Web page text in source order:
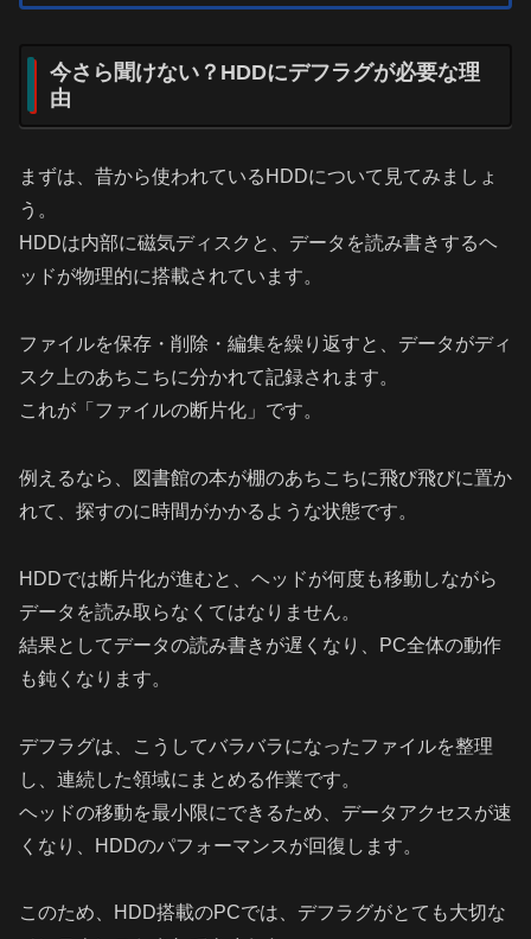
今さら聞けない？HDDにデフラグが必要な理
由
まずは、昔から使われているHDDについて見てみましょ
う。
HDDは内部に磁気ディスクと、データを読み書きするヘ
ッドが物理的に搭載されています。
ファイルを保存・削除・編集を繰り返すと、データがディ
スク上のあちこちに分かれて記録されます。
これが「ファイルの断片化」です。
例えるなら、図書館の本が棚のあちこちに飛び飛びに置か
れて、探すのに時間がかかるような状態です。
HDDでは断片化が進むと、ヘッドが何度も移動しながら
データを読み取らなくてはなりません。
結果としてデータの読み書きが遅くなり、PC全体の動作
も鈍くなります。
デフラグは、こうしてバラバラになったファイルを整理
し、連続した領域にまとめる作業です。
ヘッドの移動を最小限にできるため、データアクセスが速
くなり、HDDのパフォーマンスが回復します。
このため、HDD搭載のPCでは、デフラグがとても大切な